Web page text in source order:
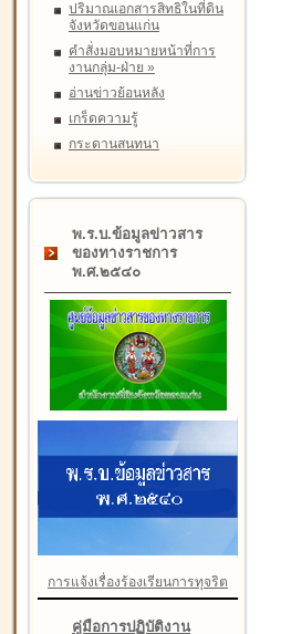
ปริมาณเอกสารสิทธิในที่ดิน
จังหวัดขอนแก่น
คำสั่งมอบหมายหน้าที่การ
งานกลุ่ม-ฝ่าย »
อ่านข่าวย้อนหลัง
เกร็ดความรู้
กระดานสนทนา
พ.ร.บ.ข้อมูลข่าวสาร
ของทางราชการ
พ.ศ.๒๕๔๐
การแจ้งเรื่องร้องเรียนการทุจริต
คู่มือการปฏิบัติงาน